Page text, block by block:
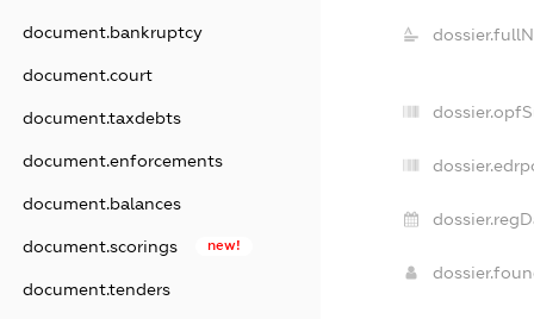
document.bankruptcy
document.court
document.taxdebts
document.enforcements
document.balances
document.scorings new!
document.tenders